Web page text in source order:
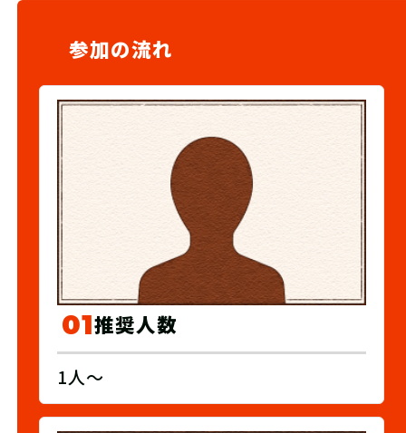
参加の流れ
01推奨人数
1人～